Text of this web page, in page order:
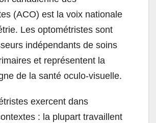
(ACO) est la voix nationale
Les optométristes sont
indépendants de soins
et représentent la
de la santé oculo-visuelle.
exercent dans
: la plupart travaillent